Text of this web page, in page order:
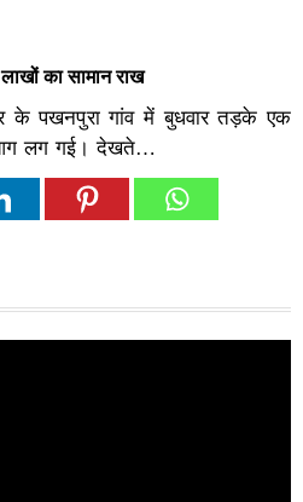
का सामान राख
के पखनपुरा गांव में बुधवार तड़के एक
लग गई। देखते…